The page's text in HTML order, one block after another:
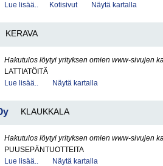
Lue lisää..
Kotisivut Näytä kartalla
KERAVA
Hakutulos löytyi yrityksen omien www-sivujen
LATTIATÖITÄ
Lue lisää..
Näytä kartalla
KLAUKKALA
Hakutulos löytyi yrityksen omien www-sivujen
PUUSEPÄNTUOTTEITA
Lue lisää..
Näytä kartalla